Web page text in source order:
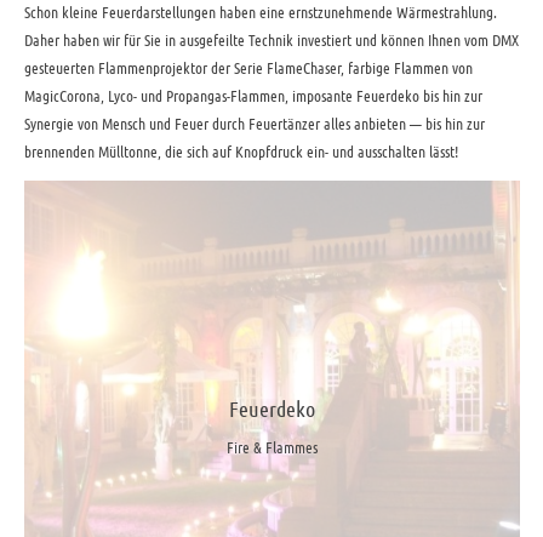
Schon kleine Feuerdarstellungen haben eine ernstzunehmende Wärmestrahlung.
Daher haben wir für Sie in ausgefeilte Technik investiert und können Ihnen vom DMX
gesteuerten Flammenprojektor der Serie FlameChaser, farbige Flammen von
MagicCorona, Lyco- und Propangas-Flammen, imposante Feuerdeko bis hin zur
Synergie von Mensch und Feuer durch Feuertänzer alles anbieten — bis hin zur
brennenden Mülltonne, die sich auf Knopfdruck ein- und ausschalten lässt!
Feuerdeko
Fire & Flammes